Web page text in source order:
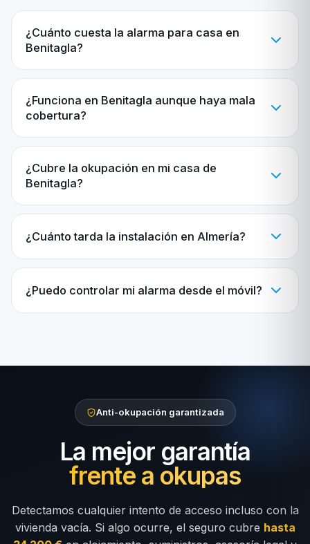
¿Cuánto cuesta la alarma para casa en
Benitagla?
¿Funciona en Benitagla aunque haya mala
cobertura?
¿Cubre la okupación en mi casa de
Benitagla?
¿Cuánto tarda la instalación en Almería?
¿Puedo controlar mi alarma desde el móvil?
Anti-okupación garantizada
La mejor garantía
frente a okupas
Detectamos cualquier intento de acceso incluso con la
vivienda vacía. Si algo ocurre, el seguro cubre hasta